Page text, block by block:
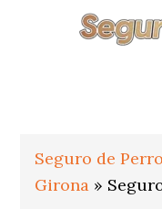
Seguro de
Girona »